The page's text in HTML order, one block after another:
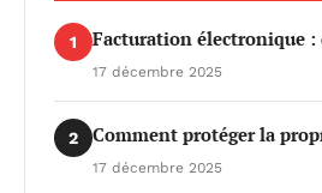
1 Facturation électronique :
17 décembre 2025
2 Comment protéger la
17 décembre 2025